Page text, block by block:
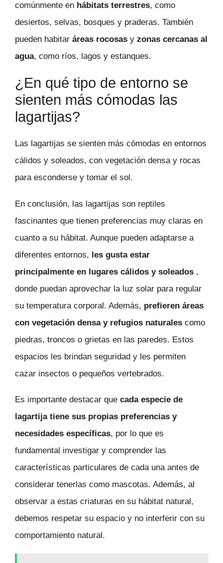
comúnmente en hábitats terrestres, como
desiertos, selvas, bosques y praderas. También
pueden habitar áreas rocosas y zonas cercanas al
agua, como ríos, lagos y estanques.
¿En qué tipo de entorno se
sienten más cómodas las
lagartijas?
Las lagartijas se sienten más cómodas en entornos
cálidos y soleados, con vegetación densa y rocas
para esconderse y tomar el sol.
En conclusión, las lagartijas son reptiles
fascinantes que tienen preferencias muy claras en
cuanto a su hábitat. Aunque pueden adaptarse a
diferentes entornos, les gusta estar
principalmente en lugares cálidos y soleados ,
donde puedan aprovechar la luz solar para regular
su temperatura corporal. Además, prefieren áreas
con vegetación densa y refugios naturales como
piedras, troncos o grietas en las paredes. Estos
espacios les brindan seguridad y les permiten
cazar insectos o pequeños vertebrados.
Es importante destacar que cada especie de
lagartija tiene sus propias preferencias y
necesidades específicas, por lo que es
fundamental investigar y comprender las
características particulares de cada una antes de
considerar tenerlas como mascotas. Además, al
observar a estas criaturas en su hábitat natural,
debemos respetar su espacio y no interferir con su
comportamiento natural.